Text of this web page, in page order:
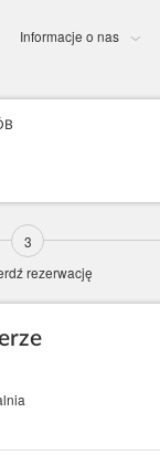
Informacje o nas
rezerwację